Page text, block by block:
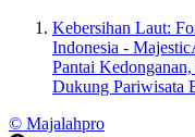
Kebersihan Laut:
Indonesia -
Pantai
Dukung Pariwisata
© Majalahpro